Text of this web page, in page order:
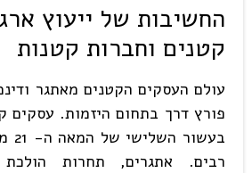
החשיבות של ייעוץ
קטנים וחברות קטנות
עולם העסקים הקטנים מאתגר
פורץ דרך בתחום היזמות. עסקים
רבים. אתגרים, תחרות הולכת